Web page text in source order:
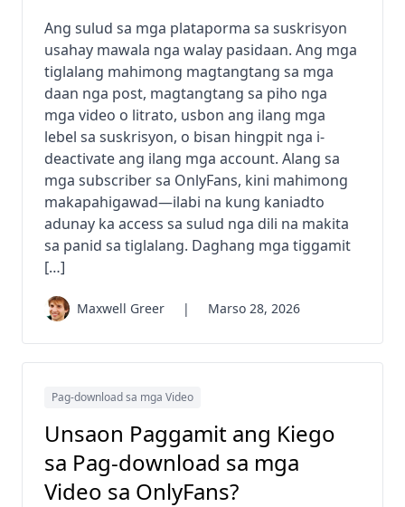
Ang sulud sa mga plataporma sa suskrisyon
usahay mawala nga walay pasidaan. Ang mga
tiglalang mahimong magtangtang sa mga
daan nga post, magtangtang sa piho nga
mga video o litrato, usbon ang ilang mga
lebel sa suskrisyon, o bisan hingpit nga i-
deactivate ang ilang mga account. Alang sa
mga subscriber sa OnlyFans, kini mahimong
makapahigawad—ilabi na kung kaniadto
adunay ka access sa sulud nga dili na makita
sa panid sa tiglalang. Daghang mga tiggamit
[…]
Maxwell Greer | Marso 28, 2026
Pag-download sa mga Video
Unsaon Paggamit ang Kiego
sa Pag-download sa mga
Video sa OnlyFans?